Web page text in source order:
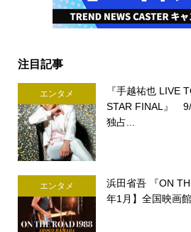
注目記事
エンタメ
『手越祐也 LIVE
STAR FINAL』
独占...
エンタメ
浜田省吾 『ON
年1月】全国映画